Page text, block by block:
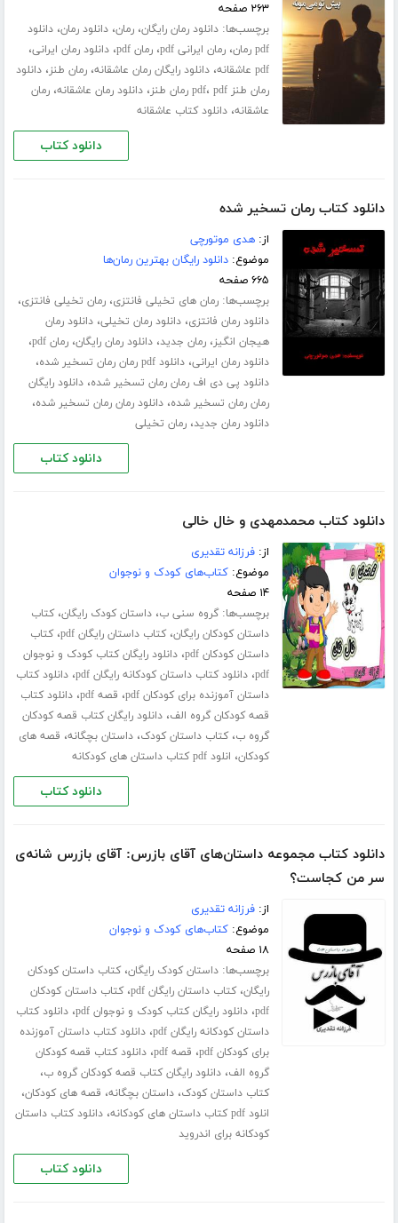
۲۶۳ صفحه
برچسب‌ها:دانلود رمان رایگان،رمان،دانلود رمان،دانلود
pdf رمان
،رمان ایرانی pdf ،رمان pdf ،دانلود رمان ایرانی،
pdf عاشقانه ،دانلود رایگان رمان عاشقانه،رمان طنز،دانلود
رمان طنز pdf
، pdf رمان طنز ،دانلود رمان عاشقانه،رمان
عاشقانه،دانلود کتاب عاشقانه
دانلود کتاب
دانلود کتاب رمان تسخیر شده
از:هدی موتورچی
موضوع:دانلود رایگان بهترین رمان‌ها
۶۶۵ صفحه
برچسب‌ها:رمان های تخیلی فانتزی،رمان تخیلی فانتزی،
دانلود رمان فانتزی،دانلود رمان تخیلی،دانلود رمان
هیجان انگیز،رمان جدید،دانلود رمان رایگان،رمان pdf ،
دانلود رمان ایرانی،دانلود pdf رمان رمان تسخیر شده ،
دانلود پی دی اف رمان رمان تسخیر شده،دانلود رایگان
رمان رمان تسخیر شده،دانلود رمان رمان تسخیر شده،
دانلود رمان جدید،رمان تخیلی
دانلود کتاب
دانلود کتاب محمدمهدی و خال خالی
از:فرزانه تقدیری
موضوع:کتاب‌های کودک و نوجوان
۱۴ صفحه
برچسب‌ها:گروه سنی ب،داستان کودک رایگان،کتاب
داستان کودکان رایگان،کتاب داستان رایگان pdf ،کتاب
داستان کودکان pdf
،دانلود رایگان کتاب کودک و نوجوان
pdf،دانلود کتاب داستان کودکانه رایگان pdf ،دانلود کتاب
داستان آموزنده برای کودکان pdf
، قصه pdf ،دانلود کتاب
قصه کودکان گروه الف،دانلود رایگان کتاب قصه کودکان
گروه ب،کتاب داستان کودک،داستان بچگانه، قصه های
کودکان، انلود pdf کتاب داستان های کودکانه
دانلود کتاب
دانلود کتاب مجموعه داستان‌های آقای بازرس: آقای بازرس شانه‌ی
سر من کجاست؟
از:فرزانه تقدیری
موضوع:کتاب‌های کودک و نوجوان
۱۸ صفحه
برچسب‌ها:داستان کودک رایگان،کتاب داستان کودکان
رایگان،کتاب داستان رایگان pdf ،کتاب داستان کودکان
pdf،دانلود رایگان کتاب کودک و نوجوان pdf ،دانلود کتاب
داستان کودکانه رایگان pdf
،دانلود کتاب داستان آموزنده
برای کودکان pdf
، قصه pdf ،دانلود کتاب قصه کودکان
گروه الف،دانلود رایگان کتاب قصه کودکان گروه ب،
کتاب داستان کودک،داستان بچگانه، قصه های کودکان،
انلود pdf کتاب داستان های کودکانه ،دانلود کتاب داستان
کودکانه برای اندروید
دانلود کتاب